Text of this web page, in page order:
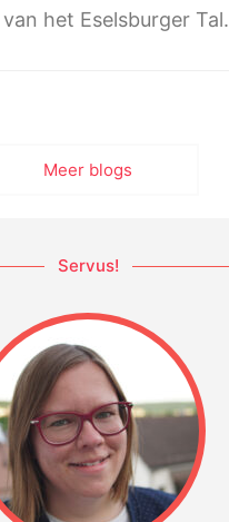
het Eselsburger Tal.
Meer blogs
Servus!